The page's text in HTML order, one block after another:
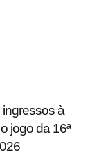
ingressos à
jogo da 16ª